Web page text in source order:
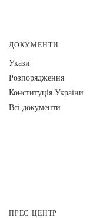
ДОКУМЕНТИ
Укази
Розпорядження
Конституція України
Всі документи
ПРЕС-ЦЕНТР